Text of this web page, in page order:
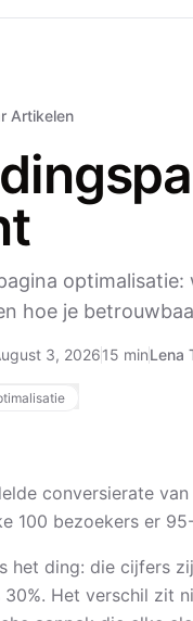
Artikelen
hoe je
3, 202615 minLena
conversierate
100 bezoekers er
het ding: die cijfers
30%. Het verschil zit